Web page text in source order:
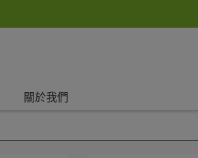
關於我們